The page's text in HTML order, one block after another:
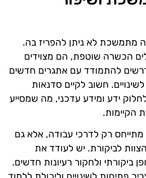
מתמשכת לא ניתן להפריז בה.
הכשרה שוטפת, הם מצוידים
להתמודד עם אתגרים חדשים
חשוב לקיים סדנאות
ידע ומידע עדכני, מה שמסייע
הקיימות.
מתייחס רק לדרכי עבודה, אלא גם
לביקורת. יש לעודד את
ביקורתי ולחקור רעיונות חדשים.